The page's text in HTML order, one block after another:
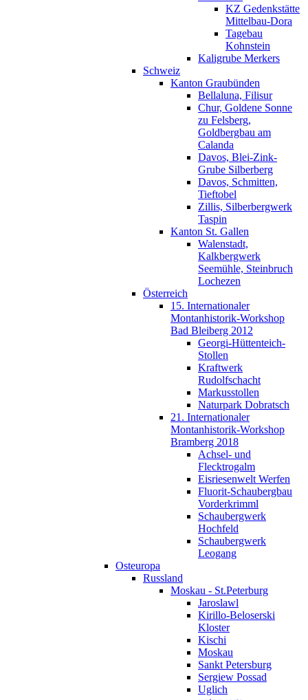
KZ Gedenkstätte
Mittelbau-Dora
Tagebau
Kohnstein
Kaligrube Merkers
Schweiz
Kanton Graubünden
Bellaluna, Filisur
Chur, Goldene Sonne
zu Felsberg,
Goldbergbau am
Calanda
Davos, Blei-Zink-
Grube Silberberg
Davos, Schmitten,
Tieftobel
Zillis, Silberbergwerk
Taspin
Kanton St. Gallen
Walenstadt,
Kalkbergwerk
Seemühle, Steinbruch
Lochezen
Österreich
15. Internationaler
Montanhistorik-Workshop
Bad Bleiberg 2012
Georgi-Hüttenteich-
Stollen
Kraftwerk
Rudolfschacht
Markusstollen
Naturpark Dobratsch
21. Internationaler
Montanhistorik-Workshop
Bramberg 2018
Achsel- und
Flecktrogalm
Eisriesenwelt Werfen
Fluorit-Schaubergbau
Vorderkrimml
Schaubergwerk
Hochfeld
Schaubergwerk
Leogang
Osteuropa
Russland
Moskau - St.Peterburg
Jaroslawl
Kirillo-Beloserski
Kloster
Kischi
Moskau
Sankt Petersburg
Sergiew Possad
Uglich